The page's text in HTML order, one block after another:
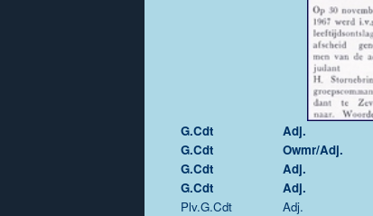
G.Cdt Adj.
G.Cdt
Owmr/Adj.
G.Cdt
Adj.
G.Cdt
Adj.
Plv.G.Cdt
Adj.